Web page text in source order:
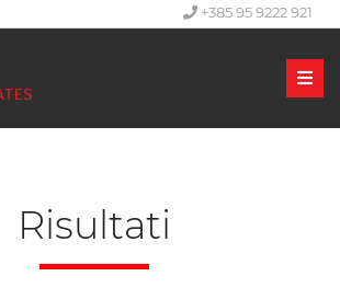
+385 95 9222 921
Risultati